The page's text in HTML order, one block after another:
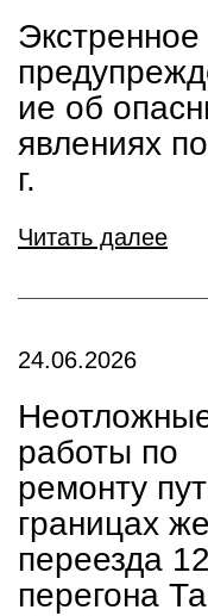
Экстренное
ие об
явлениях
г.
Читать далее
24.06.2026
работы по
ремонту
границах
переезда
перегона